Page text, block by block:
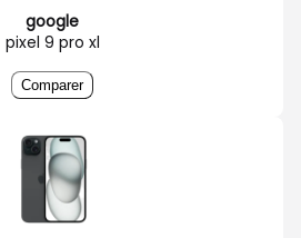
google
pixel 9 pro xl
Comparer